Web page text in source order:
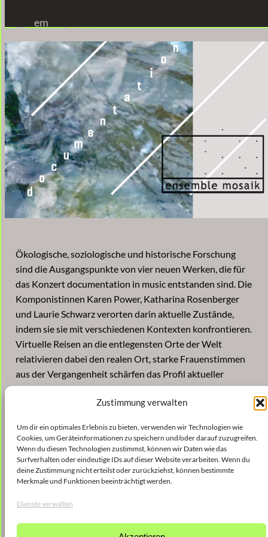
Zustimmung verwalten
Um dir ein optimales Erlebnis zu bieten, verwenden wir Technologien wie
Cookies, um Geräteinformationen zu speichern und/oder darauf zuzugreifen.
Wenn du diesen Technologien zustimmst, können wir Daten wie das
Surfverhalten oder eindeutige IDs auf dieser Website verarbeiten. Wenn du
deine Zustimmung nicht erteilst oder zurückziehst, können bestimmte
Merkmale und Funktionen beeinträchtigt werden.
Dienste verwalten
em
DOKU
Ökologische, soziologische und historische Forschung
sind die Ausgangspunkte von vier neuen Werken, die für
das Konzert documentation in music entstanden sind. Die
Komponistinnen Karen Power, Katharina Rosenberger
und Laurie Schwarz verorten darin aktuelle Zustände,
indem sie sie mit verschiedenen Kontexten konfrontieren.
Virtuelle Reisen an die entlegensten Orte der Welt
relativieren dabei den realen Ort, starke Frauenstimmen
aus der Vergangenheit schärfen das Profil aktueller
feministischer Akteurinnen und an gegensätzlichen
Metropolen werden die sehr individuellen Verläufe von
in music bietet ein Einblick in Ausschnitten zu
abendfüllenden Werken, die in den Jahren 2021 und 2022
zur Uraufführung kommen. Sein forschender Ansatz ist
die Umwandlung der pandemiebedingt frei gewordenen
Künftiges blickt.